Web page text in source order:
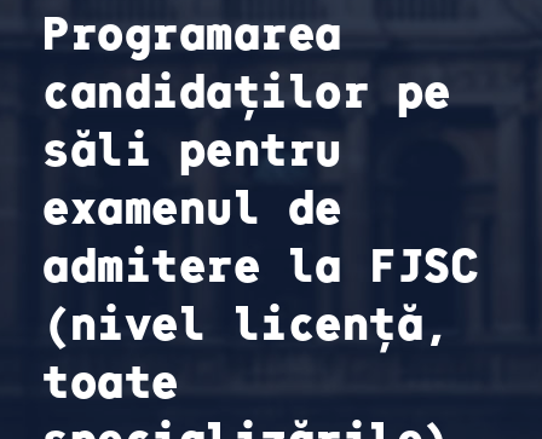
Programarea
candidaților pe
săli pentru
examenul de
admitere la FJSC
(nivel licență,
toate